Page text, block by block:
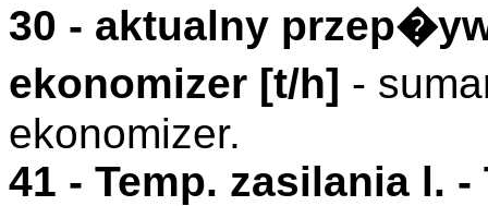
30 - aktualny
ekonomizer [t/h] -
ekonomizer.
41 - Temp. zasilania l. -